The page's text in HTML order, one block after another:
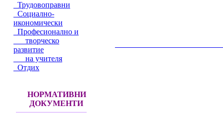
Трудовоправни
Социално-
икономически
Професионално и
творческо
развитие
на учителя
Отдих
НОРМАТИВНИ
ДОКУМЕНТИ